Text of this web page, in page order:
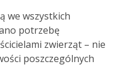
we wszystkich
potrzebę
zwierząt – nie
poszczególnych